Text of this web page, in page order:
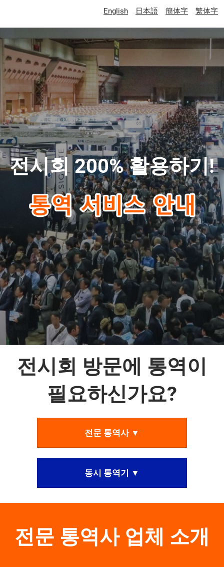
English 日本語 簡体字 繁体字
전시회 200% 활용하기!
전시회 방문에 통역이
필요하신가요?
전문 통역사 ▼
동시 통역기 ▼
전문 통역사 업체 소개